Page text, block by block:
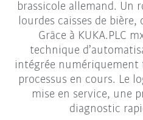
brassicole allemand. Un
lourdes caisses de
Grâce à KUKA.PLC
technique
intégrée numériquement
processus en cours. Le
mise en service, une
diagnostic